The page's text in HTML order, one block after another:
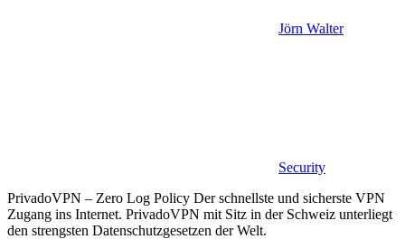
Jörn Walter
Security
PrivadoVPN – Zero Log Policy Der schnellste und sicherste VPN
Zugang ins Internet. PrivadoVPN mit Sitz in der Schweiz unterliegt
den strengsten Datenschutzgesetzen der Welt.